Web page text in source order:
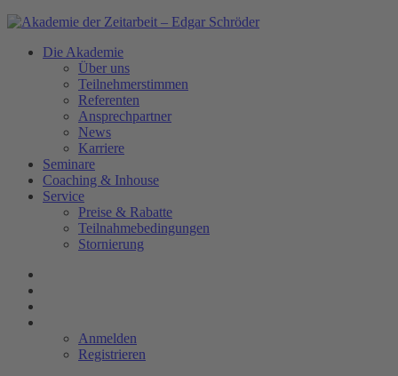
Die Akademie
Über uns
Teilnehmerstimmen
Referenten
Ansprechpartner
News
Karriere
Seminare
Coaching & Inhouse
Service
Preise & Rabatte
Teilnahmebedingungen
Stornierung
Anmelden
Registrieren